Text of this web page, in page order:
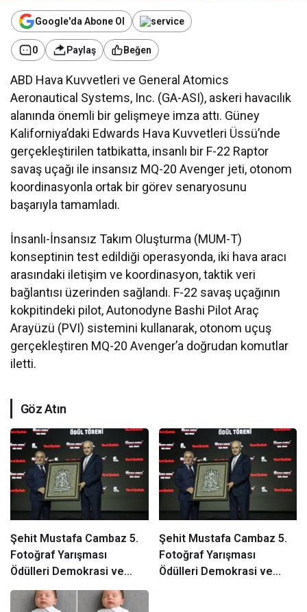
Google'da Abone Ol
0 Paylaş Beğen
ABD Hava Kuvvetleri ve General Atomics
Aeronautical Systems, Inc. (GA-ASI), askeri havacılık
alanında önemli bir gelişmeye imza attı. Güney
Kaliforniya’daki Edwards Hava Kuvvetleri Üssü’nde
gerçekleştirilen tatbikatta, insanlı bir F-22 Raptor
savaş uçağı ile insansız MQ-20 Avenger jeti, otonom
koordinasyonla ortak bir görev senaryosunu
başarıyla tamamladı.
İnsanlı-İnsansız Takım Oluşturma (MUM-T)
konseptinin test edildiği operasyonda, iki hava aracı
arasındaki iletişim ve koordinasyon, taktik veri
bağlantısı üzerinden sağlandı. F-22 savaş uçağının
kokpitindeki pilot, Autonodyne Bashi Pilot Araç
Arayüzü (PVI) sistemini kullanarak, otonom uçuş
gerçekleştiren MQ-20 Avenger’a doğrudan komutlar
iletti.
Göz Atın
Şehit Mustafa Cambaz 5.
Fotoğraf Yarışması
Ödülleri Demokrasi ve
Özgürlükler Adası’nda
Sahiplerini Buldu
Şehit Mustafa Cambaz 5.
Fotoğraf Yarışması
Ödülleri Demokrasi ve